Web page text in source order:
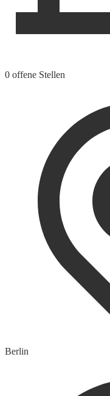
0 offene Stellen
Berlin